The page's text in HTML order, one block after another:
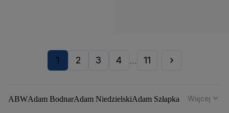
1 2 3 4 ... 11
ABWAdam BodnarAdam NiedzielskiAdam Szłapka
Więcej